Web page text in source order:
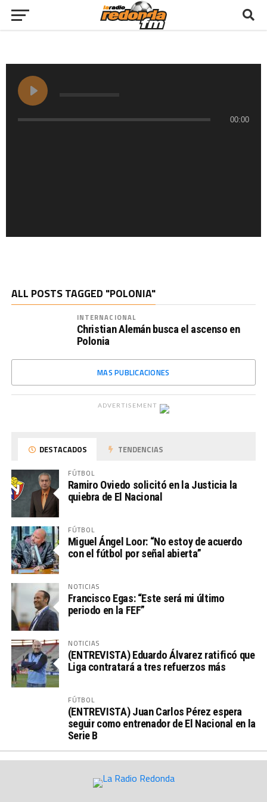
00:00
ALL POSTS TAGGED "POLONIA"
INTERNACIONAL
Christian Alemán busca el ascenso en
Polonia
MAS PUBLICACIONES
ADVERTISEMENT
DESTACADOS TENDENCIAS
FÚTBOL
Ramiro Oviedo solicitó en la Justicia la
quiebra de El Nacional
FÚTBOL
Miguel Ángel Loor: “No estoy de acuerdo
con el fútbol por señal abierta”
NOTICIAS
Francisco Egas: “Este será mi último
periodo en la FEF”
NOTICIAS
(ENTREVISTA) Eduardo Álvarez ratificó que
Liga contratará a tres refuerzos más
FÚTBOL
(ENTREVISTA) Juan Carlos Pérez espera
seguir como entrenador de El Nacional en la
Serie B